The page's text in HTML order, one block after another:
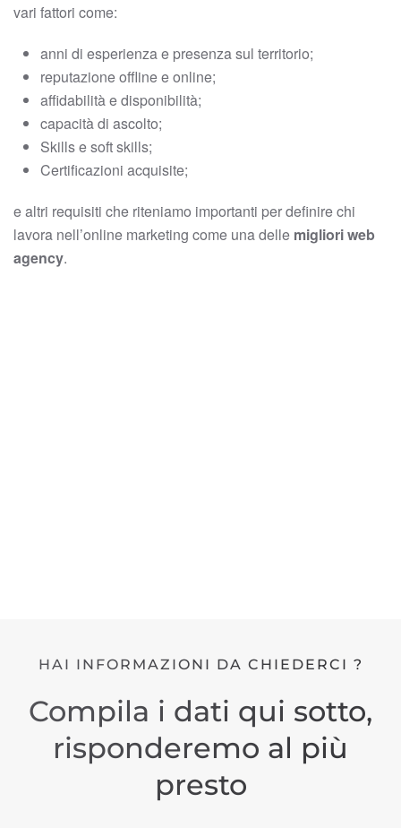
vari fattori come:
anni di esperienza e presenza sul territorio;
reputazione offline e online;
affidabilità e disponibilità;
capacità di ascolto;
Skills e soft skills;
Certificazioni acquisite;
e altri requisiti che riteniamo importanti per definire chi
lavora nell’online marketing come una delle migliori web
agency.
HAI INFORMAZIONI DA CHIEDERCI ?
Compila i dati qui sotto,
risponderemo al più
presto